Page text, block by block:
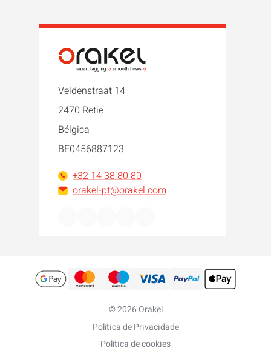
Veldenstraat 14
2470 Retie
Bélgica
BE0456887123
+32 14 38 80 80
orakel-pt@orakel.com
© 2026 Orakel
Política de Privacidade
Política de cookies